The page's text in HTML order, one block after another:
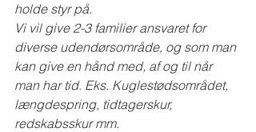
holde styr på.
Vi vil give 2-3 familier ansvaret for
diverse udendørsområde, og som man
kan give en hånd med, af og til når
man har tid. Eks. Kuglestødsområdet,
længdespring, tidtagerskur,
redskabsskur mm.